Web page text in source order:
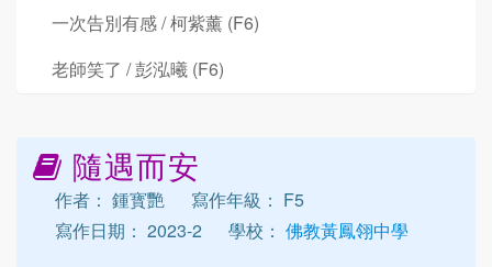
一次告別有感 / 柯紫薰 (F6)
老師笑了 / 彭泓曦 (F6)
隨遇而安
作者： 鍾寳艷
寫作年級： F5
寫作日期： 2023-2
學校： 佛教黃鳳翎中學